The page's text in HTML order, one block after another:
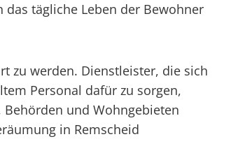
tägliche Leben der Bewohner
zu werden. Dienstleister, die sich
Personal dafür zu sorgen,
und Wohngebieten
in Remscheid